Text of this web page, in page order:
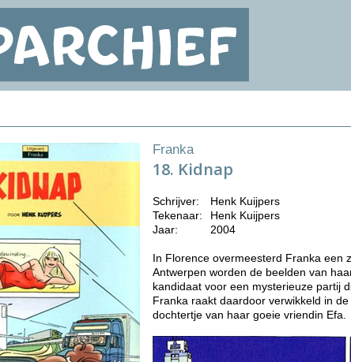
Franka
18. Kidnap
Schrijver:
Henk Kuijpers
Tekenaar:
Henk Kuijpers
Jaar:
2004
In Florence overmeesterd Franka een
Antwerpen worden de beelden van
kandidaat voor een mysterieuze partij
Franka raakt daardoor verwikkeld in
dochtertje van haar goeie vriendin Efa.